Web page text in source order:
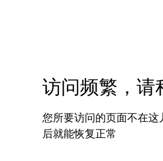
访问频繁，请
您所要访问的页面不在
后就能恢复正常